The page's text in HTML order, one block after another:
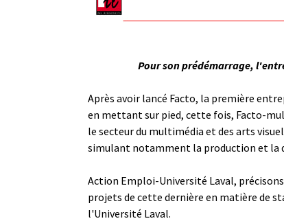
Pour son prédémarrage,
Après avoir lancé Facto, la première
en mettant sur pied, cette fois, Facto-
le secteur du multimédia et des arts
simulant notamment la production et la
Action Emploi-Université Laval,
projets de cette dernière en matière de
l'Université Laval.